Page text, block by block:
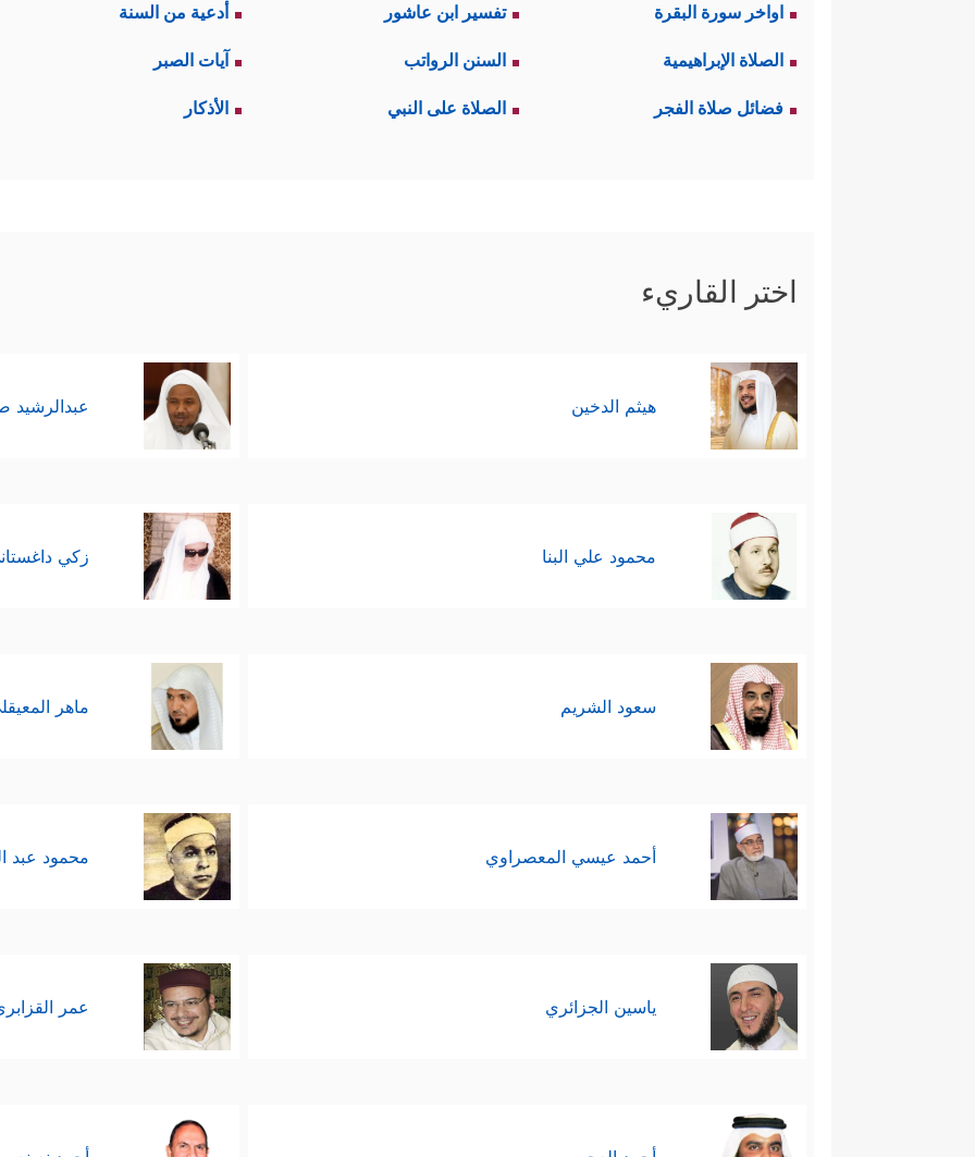
اواخر سورة البقرة تفسير ابن عاشور أدعية من السنة
الصلاة الإبراهيمية السنن الرواتب آيات الصبر
فضائل صلاة الفجر الصلاة على النبي الأذكار
اختر القاريء
هيثم الدخين عبدالرشيد
محمود علي البنا زكي
سعود الشريم ماهر
أحمد عيسي المعصراوي محمود عبد
ياسين الجزائري عمر